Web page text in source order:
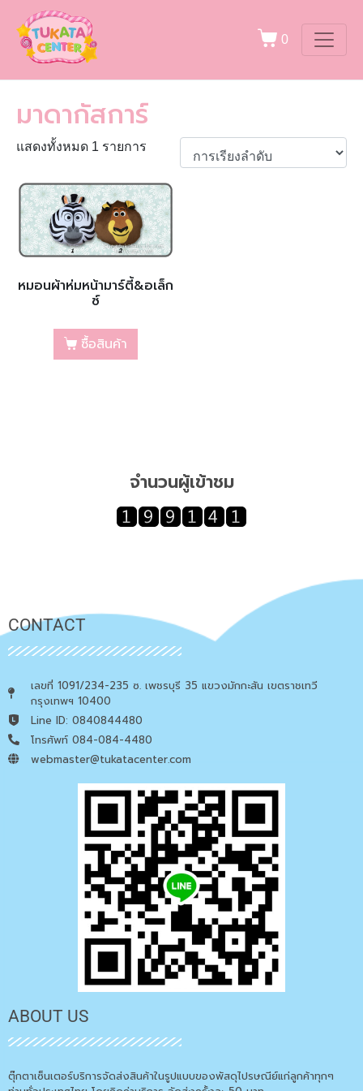
0
มาดากัสการ์
แสดงทั้งหมด 1 รายการ
หมอนผ้าห่มหน้ามาร์ตี้&อเล็ก
ซ์
ซื้อสินค้า
จำนวนผู้เข้าชม
CONTACT
เลขที่ 1091/234-235 ซ. เพชรบุรี 35 แขวงมักกะสัน เขตราชเทวี
กรุงเทพฯ 10400
Line ID: 0840844480
โทรศัพท์ 084-084-4480
webmaster@tukatacenter.com
ABOUT US
ตุ๊กตาเซ็นเตอร์บริการจัดส่งสินค้าในรูปแบบของพัสดุไปรษณีย์แก่ลูกค้าทุกๆ